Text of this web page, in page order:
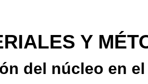
Y
del núcleo en